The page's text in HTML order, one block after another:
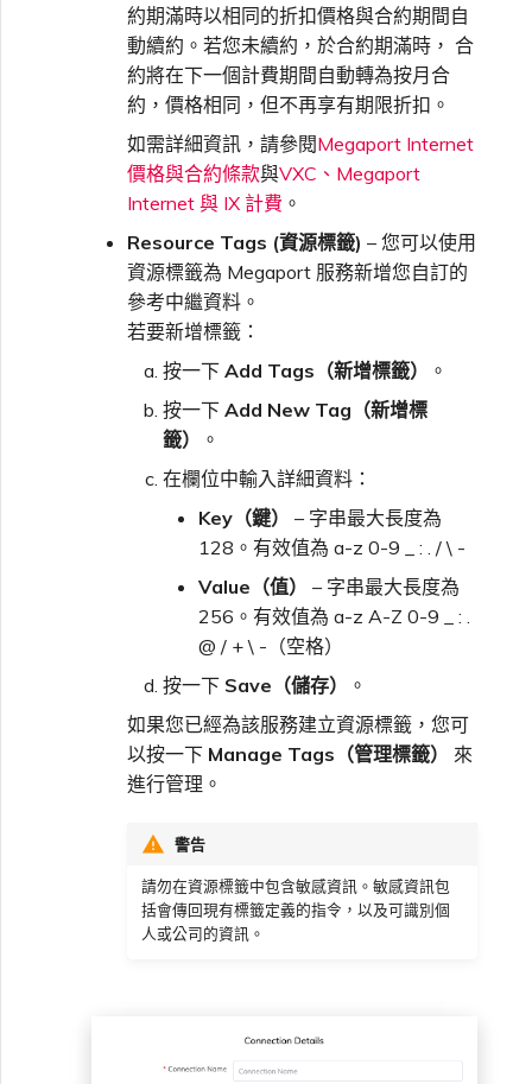
約期滿時以相同的折扣價格與合約期間自
動續約。若您未續約，於合約期滿時， 合
約將在下一個計費期間自動轉為按月合
約，價格相同，但不再享有期限折扣。
如需詳細資訊，請參閱Megaport Internet
價格與合約條款與VXC、Megaport
Internet 與 IX 計費 。
Resource Tags (資源標籤) – 您可以使用
資源標籤為 Megaport 服務新增您自訂的
參考中繼資料。
若要新增標籤：
按一下 Add Tags（新增標籤）
。
按一下 Add New Tag（新增標
籤）
。
在欄位中輸入詳細資料：
Key（鍵）
– 字串最大長度為
128。有效值為 a-z 0-9 _ : . / \ -
Value（值）
– 字串最大長度為
256。有效值為 a-z A-Z 0-9 _ : .
@ / + \ -（空格）
按一下 Save（儲存）
。
如果您已經為該服務建立資源標籤，您可
以按一下 Manage Tags（管理標籤）
來
進行管理。
警告
請勿在資源標籤中包含敏感資訊。敏感資訊包
括會傳回現有標籤定義的指令，以及可識別個
人或公司的資訊。